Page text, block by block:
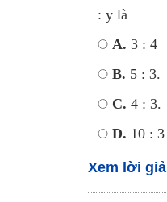
: y là
A. 3 : 4
B. 5 : 3.
C. 4 : 3.
D. 10 : 3
Xem lời